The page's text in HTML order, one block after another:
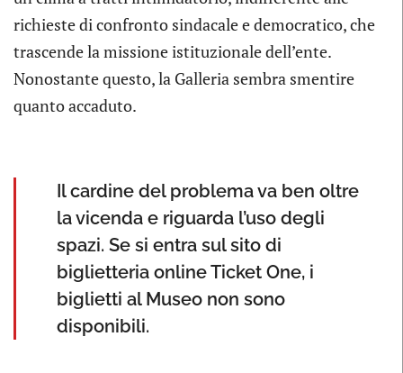
richieste di confronto sindacale e democratico, che
trascende la missione istituzionale dell’ente.
Nonostante questo, la Galleria sembra smentire
quanto accaduto.
Il cardine del problema va ben oltre
la vicenda e riguarda l’uso degli
spazi. Se si entra sul sito di
biglietteria online Ticket One, i
biglietti al Museo non sono
disponibili.